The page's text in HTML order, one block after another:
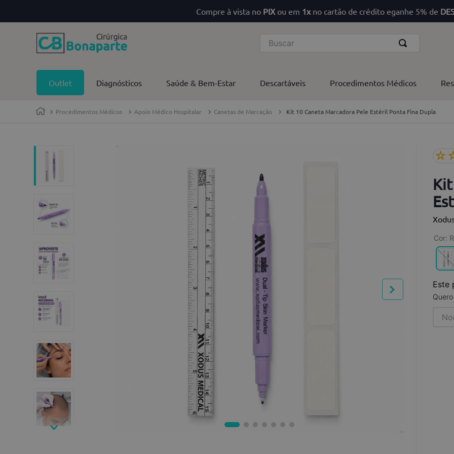
Compre à vista no PIX ou em 1xno cartão de crédito eganhe 5% de
Buscar
Outlet Diagnósticos Saúde & Bem-Estar Descartáveis Procedimentos Médicos
Procedimentos Médicos Apoio Médico Hospitalar Canetas de Marcação Kit 10 Caneta Marcadora Pele Estéril Ponta Fina Dupla
☆
Cor:
Este